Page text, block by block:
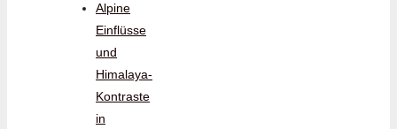
Alpine
Einflüsse
und
Himalaya-
Kontraste
in